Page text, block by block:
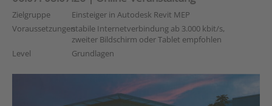
Zielgruppe
Einsteiger in Autodesk Revit MEP
Voraussetzungenstabile Internetverbindung ab 3.000 kbit/s,
zweiter Bildschirm oder Tablet empfohlen
Level
Grundlagen